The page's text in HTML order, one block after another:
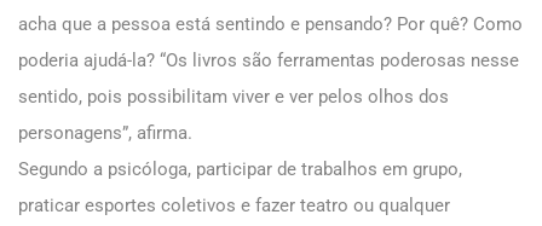
acha que a pessoa está sentindo e pensando? Por quê? Como
poderia ajudá-la? “Os livros são ferramentas poderosas nesse
sentido, pois possibilitam viver e ver pelos olhos dos
personagens”, afirma.
Segundo a psicóloga, participar de trabalhos em grupo,
praticar esportes coletivos e fazer teatro ou qualquer